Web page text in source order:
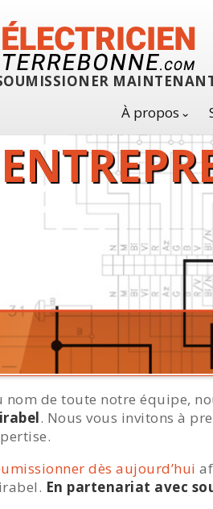
À propos
nom de toute notre équipe,
. Nous vous invitons à
dès aujourd’hui
En partenariat avec